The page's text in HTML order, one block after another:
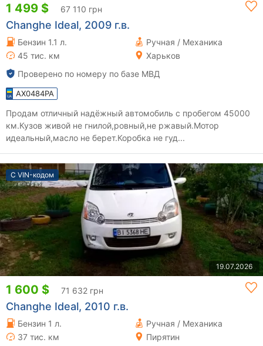
1 499 $ 67 110 грн
Changhe Ideal, 2009 г.в.
Бензин 1.1 л.
Ручная / Механика
45 тис. км
Харьков
Проверено по номеру по базе МВД
AX0484PA
Продам отличный надёжный автомобиль с пробегом 45000
км.Кузов живой не гнилой,ровный,не ржавый.Мотор
идеальный,масло не берет.Коробка не гуд...
С VIN-кодом
19.07.2026
1 600 $ 71 632 грн
Changhe Ideal, 2010 г.в.
Бензин 1 л.
Ручная / Механика
37 тис. км
Пирятин